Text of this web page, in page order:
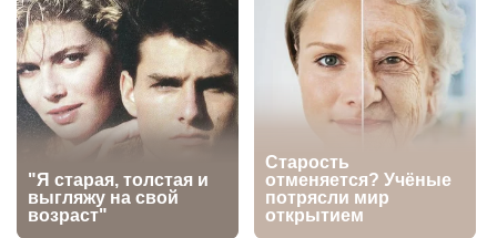
5
🗣Глава государства направил телеграмму
соболезнования родным и близким Халық
қаһарманы Ивана Гапича
2731 2 42
6
🇫🇷 Клуб ПСЖ объявил об открытии своей
футбольной академии в Астане